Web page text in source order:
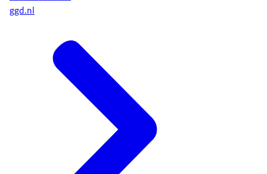
ggd.nl